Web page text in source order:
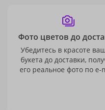
Фото цветов до
Убедитесь в красоте
букета до доставки,
его реальное фото по e-